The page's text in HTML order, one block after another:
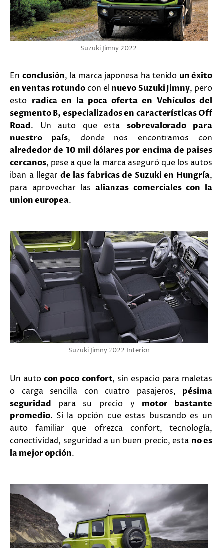
Suzuki Jimny 2022
En conclusión, la marca japonesa ha tenido un éxito
en ventas rotundocon el nuevo Suzuki Jimny, pero
esto radica en la poca oferta en Vehículos del
segmento B, especializados en características Off
Road. Un auto que estasobrevalorado para
nuestro país, donde nos encontramos con
alrededor de 10 mil dólares por encima de paises
cercanos, pese a que la marca aseguró que los autos
iban a llegar de las fabricas de Suzuki en Hungría,
para aprovechar las alianzas comerciales con la
union europea.
Suzuki Jimny 2022 Interior
Un autocon poco confort, sin espacio para maletas
o carga sencilla con cuatro pasajeros, pésima
seguridad para su precio y motor bastante
promedio. Si la opción que estas buscando es un
auto familiar que ofrezca confort, tecnología,
conectividad, seguridad a un buen precio, esta no es
la mejor opción.